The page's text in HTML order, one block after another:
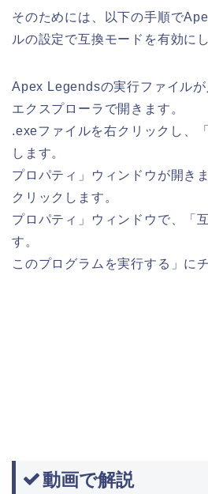
そのためには、以下の手順で
ルの設定で互換モードを有効に
Apex Legendsの実行ファイル
エクスプローラで開きます。
.exeファイルを右クリックし、
します。
プロパティ」ウィンドウが開き
クリックします。
プロパティ」ウィンドウで、「
す。
このプログラムを実行する」に
動画で解説